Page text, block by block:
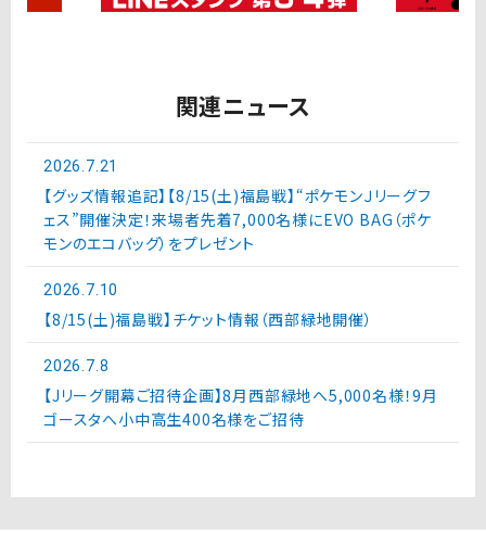
関連ニュース
2026.7.21
【グッズ情報追記】【8/15(土)福島戦】“ポケモンＪリーグフ
ェス”開催決定！来場者先着7,000名様にEVO BAG（ポケ
モンのエコバッグ）をプレゼント
2026.7.10
【8/15(土)福島戦】チケット情報（西部緑地開催）
2026.7.8
【Jリーグ開幕ご招待企画】8月西部緑地へ5,000名様！9月
ゴースタへ小中高生400名様をご招待